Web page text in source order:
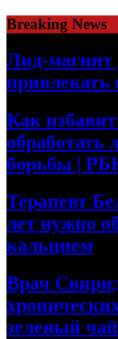
Skip
to
content
Breaking News
Лид-магнит
привлекать
Как
обработать
борьбы |
Терапевт
лет нужно
кальцием
Врач
зеленый чай